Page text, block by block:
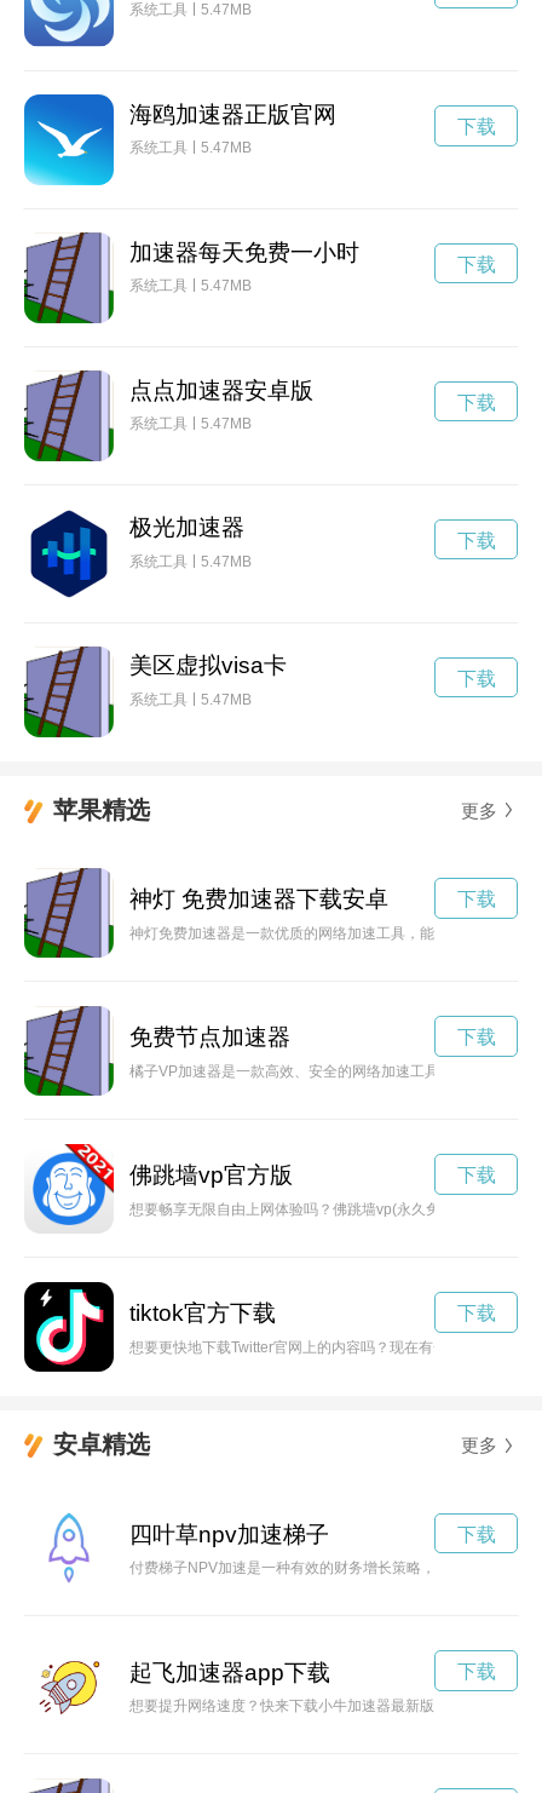
系统工具 5.47MB
海鸥加速器正版官网
系统工具 5.47MB
下载
加速器每天免费一小时
系统工具 5.47MB
下载
点点加速器安卓版
系统工具 5.47MB
下载
极光加速器
系统工具 5.47MB
下载
美区虚拟visa卡
系统工具 5.47MB
下载
苹果精选 更多
神灯 免费加速器下载安卓
神灯免费加速器是一款优质的网络加速工具，能够帮助用户解
下载
免费节点加速器
橘子VP加速器是一款高效、安全的网络加速工具，能够帮助用
下载
佛跳墙vp官方版
想要畅享无限自由上网体验吗？佛跳墙vp(永久免费)官网将为
下载
tiktok官方下载
想要更快地下载Twitter官网上的内容吗？现在有一款神奇的加
下载
安卓精选 更多
四叶草npv加速梯子
付费梯子NPV加速是一种有效的财务增长策略，能够帮助企业
下载
起飞加速器app下载
想要提升网络速度？快来下载小牛加速器最新版，让你上网体验
下载